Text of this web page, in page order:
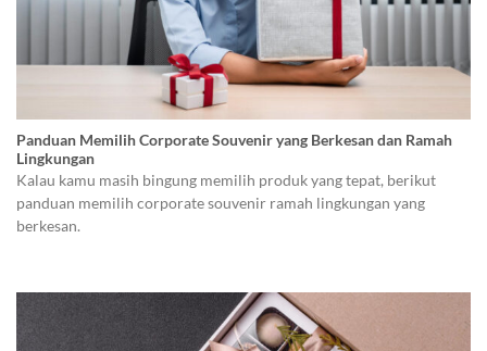
Panduan Memilih Corporate Souvenir yang Berkesan dan Ramah
Lingkungan
Kalau kamu masih bingung memilih produk yang tepat, berikut
panduan memilih corporate souvenir ramah lingkungan yang
berkesan.